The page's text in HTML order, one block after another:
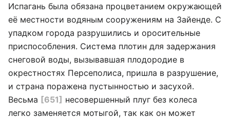
Испагань была обязана процветанием окружающей
её местности водяным сооружениям на Зайенде. С
упадком города разрушились и оросительные
приспособления. Система плотин для задержания
снеговой воды, вызывавшая плодородие в
окрестностях Персеполиса, пришла в разрушение,
и страна поражена пустынностью и засухой.
Весьма [651] несовершенный плуг без колеса
легко заменяется мотыгой, так как он может